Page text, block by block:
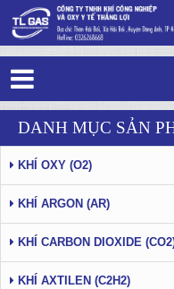
Tag 8 - 83: khí
DANH MỤC SẢN
KHÍ OXY (O2)
KHÍ ARGON (AR)
KHÍ CARBON DIOXIDE
KHÍ AXTILEN (C2H2)